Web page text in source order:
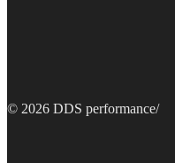
© 2026 DDS performance/